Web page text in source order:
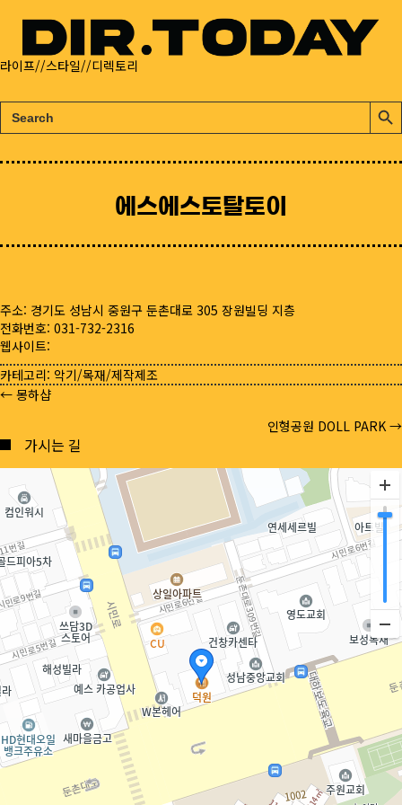
라이프//스타일//디렉토리
검
색:
검
색
튼
에스에스토탈토이
주소: 경기도 성남시 중원구 둔촌대로 305 장원빌딩 지층
전화번호: 031-732-2316
웹사이트:
카테고리: 악기/목재/제작제조
Posts
navigation
← 몽하샵
인형공원 DOLL PARK →
가시는 길